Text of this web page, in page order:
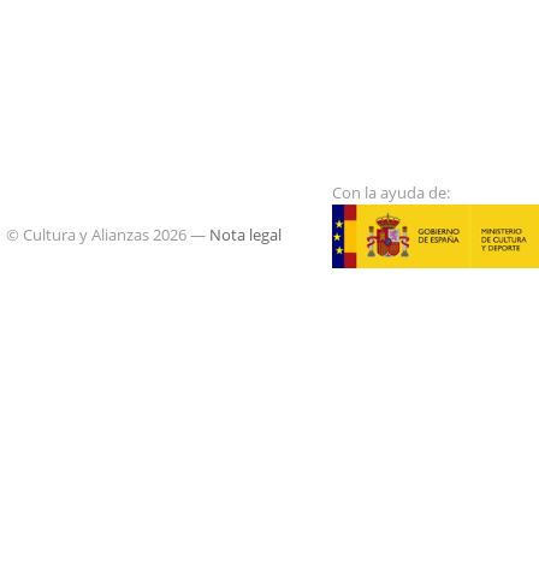
Con la ayuda de:
© Cultura y Alianzas 2026 — Nota legal